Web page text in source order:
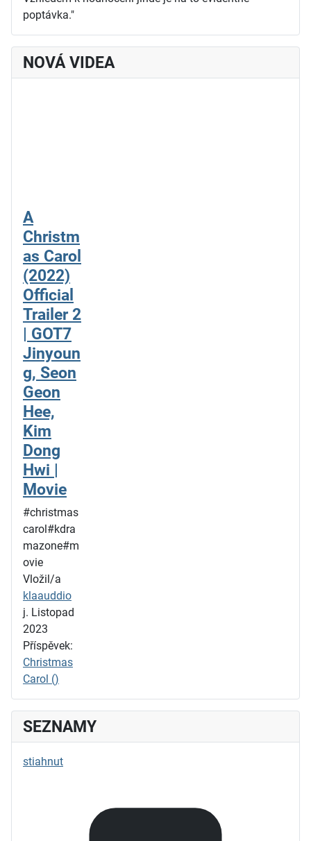
poptávka."
NOVÁ VIDEA
A
Christm
as Carol
(2022)
Official
Trailer 2
| GOT7
Jinyoun
g, Seon
Geon
Hee,
Kim
Dong
Hwi |
Movie
#christmas
carol#kdra
mazone#m
ovie
Vložil/a
klaauddio
j. Listopad
2023
Příspěvek:
Christmas
Carol ()
SEZNAMY
stiahnut